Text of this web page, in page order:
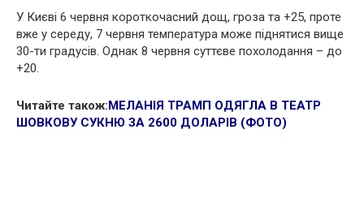
У Києві 6 червня короткочасний дощ, гроза та +25, проте
вже у середу, 7 червня температура може піднятися вище
30-ти градусів. Однак 8 червня суттєве похолодання – до
+20.
Читайте також:МЕЛАНІЯ ТРАМП ОДЯГЛА В ТЕАТР
ШОВКОВУ СУКНЮ ЗА 2600 ДОЛАРІВ (ФОТО)